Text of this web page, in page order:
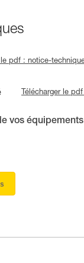
le pdf : notice-
Télécharger le
vos équipements